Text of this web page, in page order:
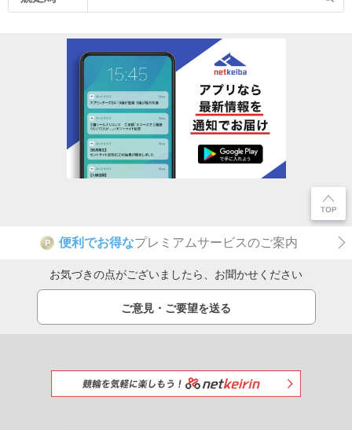
P 便利でお得なプレミアムサービスのご案内
お気づきの点がございましたら、お聞かせください
ご意見・ご要望を送る